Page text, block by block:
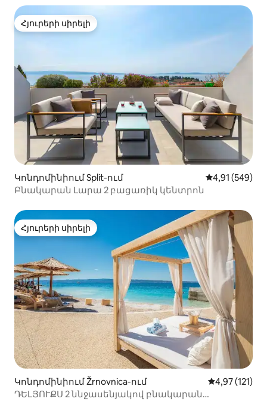
Հյուրերի սիրելի
Հյուրերի սիրելի
Կոնդոմինիում Split-ում Միջին
4,91 (549)
Բնակարան Լարա 2 բացառիկ կենտրոն
Հյուրերի սիրելի
Հյուրերի սիրելի
Կոնդոմինիում Žrnovnica-ում Միջին
4,97 (121)
ԴԵԼՅՈՒՔՍ 2 ննջասենյակով բնակարան